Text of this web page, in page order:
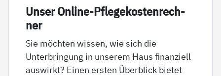
Un­ser On­li­ne-Pf­le­ge­kos­ten­rech­
ner
Sie möchten wissen, wie sich die
Unterbringung in unserem Haus finanziell
auswirkt? Einen ersten Überblick bietet